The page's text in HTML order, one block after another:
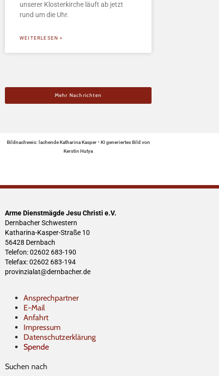
unserer Klosterkirche läuft ab jetzt
rund um die Uhr.
WEITERLESEN »
Mehr Nachrichten
Bildnachweis: lachende Katharina Kasper • KI generiertes Bild von
Kerstin Hutya
Arme Dienstmägde Jesu Christi e.V.
Dernbacher Schwestern
Katharina-Kasper-Straße 10
56428 Dernbach
Telefon: 02602 683-190
Telefax: 02602 683-194
provinzialat@dernbacher.de
Ansprechpartner
E-Mail
Anfahrt
Impressum
Datenschutzerklärung
Spende
Suchen nach